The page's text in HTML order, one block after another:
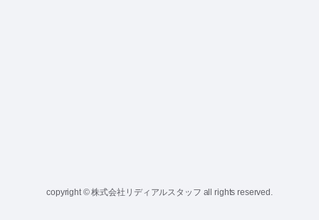
copyright © 株式会社リディアルスタッフ all rights reserved.